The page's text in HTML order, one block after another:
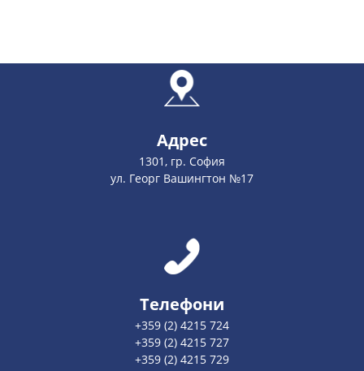
Адрес
1301, гр. София
ул. Георг Вашингтон №17
Телефони
+359 (2) 4215 724
+359 (2) 4215 727
+359 (2) 4215 729